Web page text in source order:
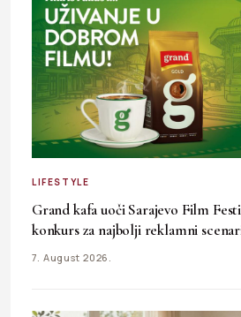
LIFESTYLE
Grand kafa uoči Sarajevo Film
konkurs za najbolji reklamni
7. August 2026.